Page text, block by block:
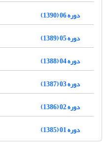
دوره 06 (1390)
دوره 05 (1389)
دوره 04 (1388)
دوره 03 (1387)
دوره 02 (1386)
دوره 01 (1385)